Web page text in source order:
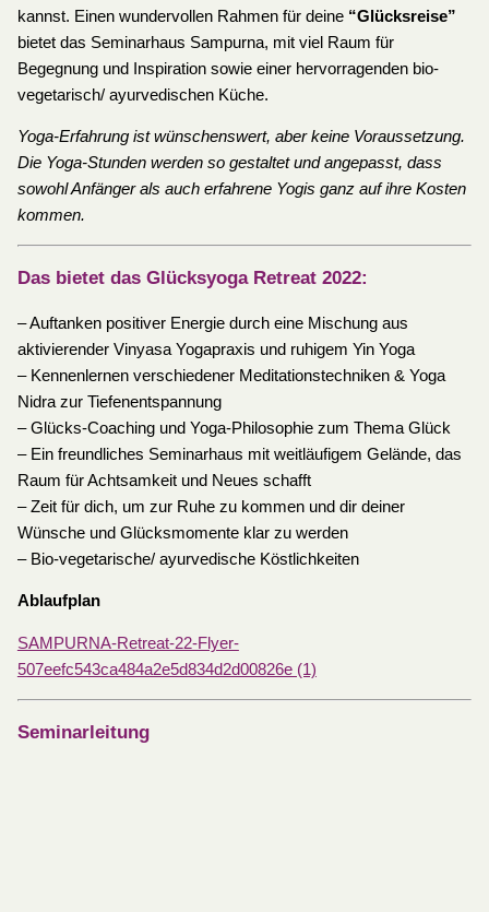
kannst. Einen wundervollen Rahmen für deine “Glücksreise”
bietet das Seminarhaus Sampurna, mit viel Raum für
Begegnung und Inspiration sowie einer hervorragenden bio-
vegetarisch/ ayurvedischen Küche.
Yoga-Erfahrung ist wünschenswert, aber keine Voraussetzung.
Die Yoga-Stunden werden so gestaltet und angepasst, dass
sowohl Anfänger als auch erfahrene Yogis ganz auf ihre Kosten
kommen.
Das bietet das Glücksyoga Retreat 2022:
– Auftanken positiver Energie durch eine Mischung aus
aktivierender Vinyasa Yogapraxis und ruhigem Yin Yoga
– Kennenlernen verschiedener Meditationstechniken & Yoga
Nidra zur Tiefenentspannung
– Glücks-Coaching und Yoga-Philosophie zum Thema Glück
– Ein freundliches Seminarhaus mit weitläufigem Gelände, das
Raum für Achtsamkeit und Neues schafft
– Zeit für dich, um zur Ruhe zu kommen und dir deiner
Wünsche und Glücksmomente klar zu werden
– Bio-vegetarische/ ayurvedische Köstlichkeiten
Ablaufplan
SAMPURNA-Retreat-22-Flyer-
507eefc543ca484a2e5d834d2d00826e (1)
Seminarleitung